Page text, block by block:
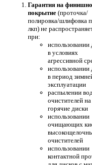
Гарантия на
покрытие (проточка/
полировка/шлифовка
лкп) не
при:
использовании
в условиях
агрессивной
использовании
в период
эксплуатации
распылении
очистителей на
горячие диски
использовании
очищающих
очистителей
использовании
контактной